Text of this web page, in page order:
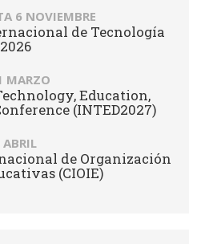
6 NOVIEMBRE
de Tecnología
MARZO
Education,
(INTED2027)
de Organización
(CIOIE)